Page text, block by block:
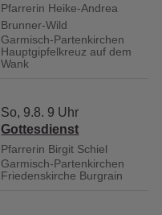
Pfarrerin Heike-Andrea
Brunner-Wild
Garmisch-Partenkirchen
Hauptgipfelkreuz auf dem
Wank
So, 9.8. 9 Uhr
Gottesdienst
Pfarrerin Birgit Schiel
Garmisch-Partenkirchen
Friedenskirche Burgrain